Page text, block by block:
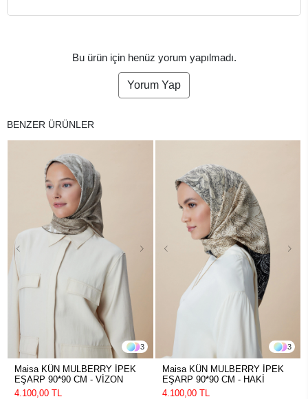
Bu ürün için henüz yorum yapılmadı.
Yorum Yap
BENZER ÜRÜNLER
3
Maisa KÜN MULBERRY İPEK
EŞARP 90*90 CM - VİZON
4.100,00 TL
3
Maisa KÜN MULBERRY İPEK
EŞARP 90*90 CM - HAKİ
4.100,00 TL